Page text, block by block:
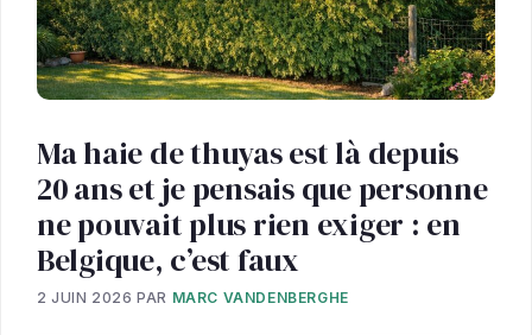
Ma haie de thuyas est là depuis
20 ans et je pensais que personne
ne pouvait plus rien exiger : en
Belgique, c’est faux
2 JUIN 2026 PAR MARC VANDENBERGHE